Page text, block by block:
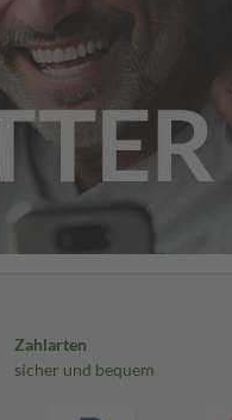
Zahlarten
sicher und bequem